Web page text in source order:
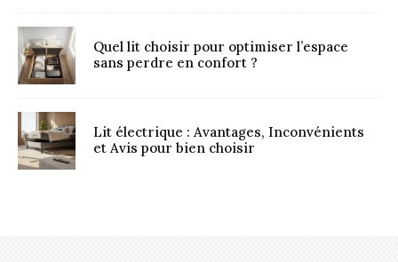
Quel lit choisir pour optimiser l’espace
sans perdre en confort ?
Lit électrique : Avantages, Inconvénients
et Avis pour bien choisir